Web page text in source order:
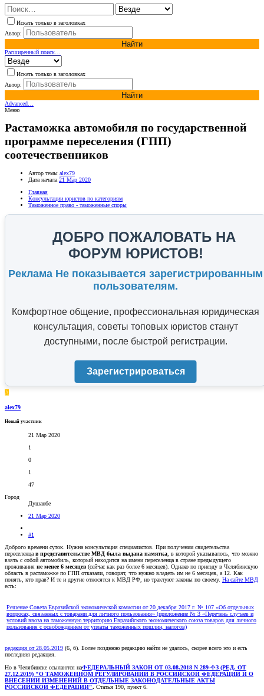
Искать только в заголовках
Автор:
Найти
Расширенный поиск…
Искать только в заголовках
Автор:
Найти
Advanced…
Меню
Растаможка автомобиля по государственной
программе переселения (ГПП)
соотечественников
Автор темы alex79
Дата начала 21 Мар 2020
Главная
Консультации юристов по категориям
Таможенное право - таможенные споры
ДОБРО ПОЖАЛОВАТЬ НА
ФОРУМ ЮРИСТОВ!
Реклама Не показывается зарегистрированным
пользователям.
Комфортное общение, профессиональная юридическая
консультация, советы топовых юристов станут
доступными, после быстрой регистрации.
Зарегистрироваться
A
alex79
Новый участник
21 Мар 2020
1
0
1
47
Город
Душанбе
21 Мар 2020
#1
Доброго времени суток. Нужна консультация специалистов. При получении свидетельства
переселенцав представительстве МВД была выдана памятка, в которой указывалось, что можно
взять с собой автомобиль, который находится на имени переселенца в стране предыдущего
проживания не менее 6 месяцев (сейчас как раз более 6 месяцев). Однако по приезду в Челябинскую
область в растаможке по ГПП отказали, говорят, что нужно владеть им не 6 месяцев, а 12. Как
понять, кто прав? И те и другие относятся к МВД РФ, но трактуют законы по своему. На сайте МВД
есть:
Решение Совета Евразийской экономической комиссии от 20 декабря 2017 г. № 107 «Об отдельных
вопросах, связанных с товарами для личного пользования» (приложение № 3 «Перечень случаев и
условий ввоза на таможенную территорию Евразийского экономического союза товаров для личного
пользования с освобождением от уплаты таможенных пошлин, налогов)
редакция от 28.05.2019 (6, б). Более позднюю редакцию найти не удалось, скорее всего это и есть
последняя редакция.
Но в Челябинске ссылаются наФЕДЕРАЛЬНЫЙ ЗАКОН ОТ 03.08.2018 N 289-ФЗ (РЕД. ОТ
27.12.2019) "О ТАМОЖЕННОМ РЕГУЛИРОВАНИИ В РОССИЙСКОЙ ФЕДЕРАЦИИ И О
ВНЕСЕНИИ ИЗМЕНЕНИЙ В ОТДЕЛЬНЫЕ ЗАКОНОДАТЕЛЬНЫЕ АКТЫ
РОССИЙСКОЙ ФЕДЕРАЦИИ". Статья 190, пункт 6.